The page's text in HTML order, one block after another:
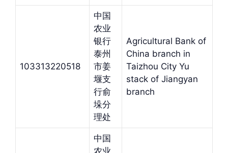
103313220518
中国
农业
银行
泰州
市姜
堰支
行俞
垛分
理处
Agricultural Bank of
China branch in
Taizhou City Yu
stack of Jiangyan
branch
中国
农业